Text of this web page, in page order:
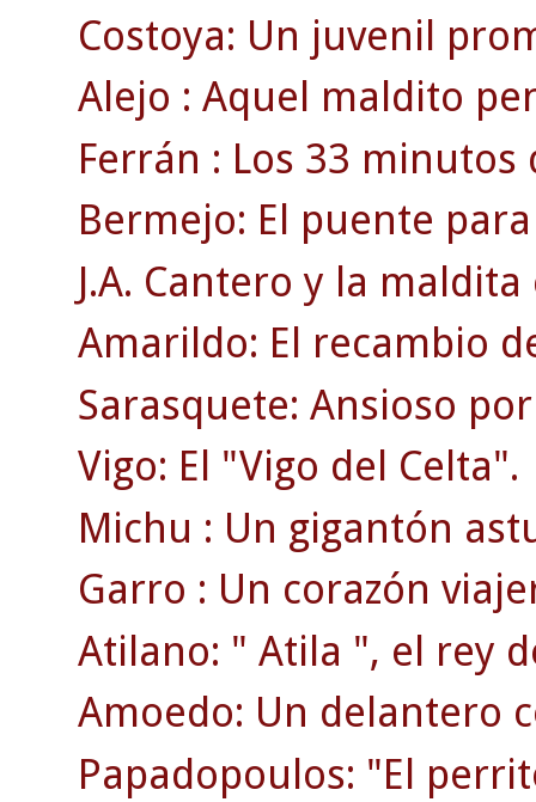
Costoya: Un juvenil
Alejo : Aquel maldito
Ferrán : Los 33 minutos
Bermejo: El puente
J.A. Cantero y la maldita
Amarildo: El recambio
Sarasquete: Ansioso
Vigo: El "Vigo del Celta".
Michu : Un gigantón
Garro : Un corazón
Atilano: " Atila ", el rey
Amoedo: Un delantero
Papadopoulos: "El